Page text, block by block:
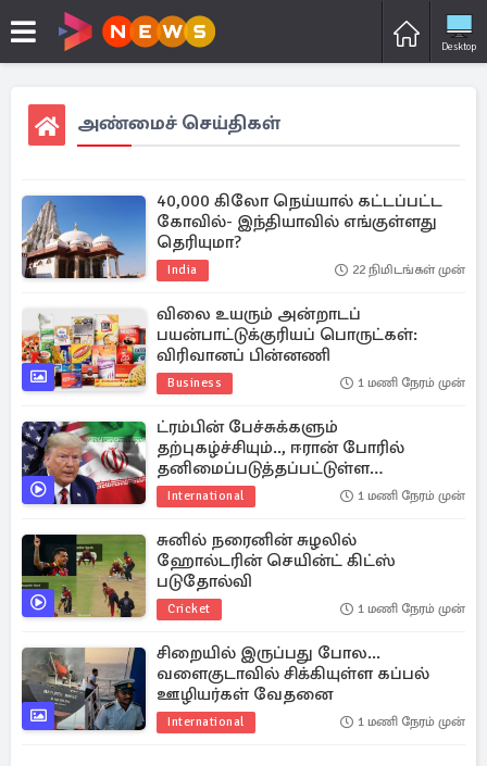
Desktop
அண்மைச் செய்திகள்
40,000 கிலோ நெய்யால் கட்டப்பட்ட
கோவில்- இந்தியாவில் எங்குள்ளது
தெரியுமா?
India 22 நிமிடங்கள் முன்
விலை உயரும் அன்றாடப்
பயன்பாட்டுக்குரியப் பொருட்கள்:
விரிவானப் பின்னணி
Business 1 மணி நேரம் முன்
ட்ரம்பின் பேச்சுக்களும்
தற்புகழ்ச்சியும்.., ஈரான் போரில்
தனிமைப்படுத்தப்பட்டுள்ள
அமெரிக்கா
International 1 மணி நேரம் முன்
சுனில் நரைனின் சுழலில்
ஹோல்டரின் செயின்ட் கிட்ஸ்
படுதோல்வி
Cricket 1 மணி நேரம் முன்
சிறையில் இருப்பது போல...
வளைகுடாவில் சிக்கியுள்ள கப்பல்
ஊழியர்கள் வேதனை
International 1 மணி நேரம் முன்